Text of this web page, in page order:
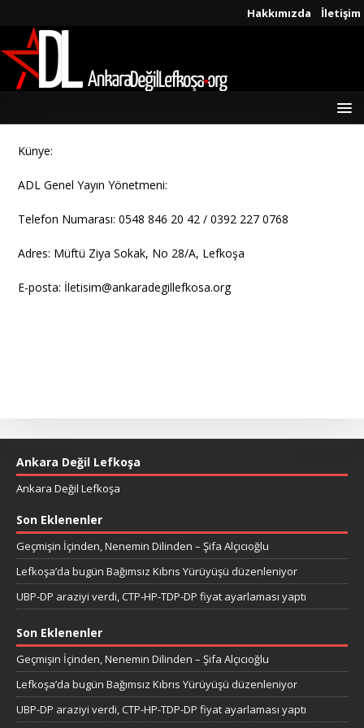
Hakkımızda İletişim
Künye:
ADL Genel Yayın Yönetmeni:
Telefon Numarası: 0548 846 20 42 / 0392 227 0768
Adres: Müftü Ziya Sokak, No 28/A, Lefkoşa
E-posta: İletisim@ankaradegillefkosa.org
Ankara Değil Lefkoşa
Ankara Değil Lefkoşa
Son Eklenenler
Geçmişin İçinden, Nenemin Dilinden – Şifa Alçıcıoğlu
Lefkoşa’da bugün Bağımsız Kıbrıs Yürüyüşü düzenleniyor
UBP-DP araziyi verdi, CTP-HP-TDP-DP fiyat ayarlaması yaptı
Son Eklenenler
Geçmişin İçinden, Nenemin Dilinden – Şifa Alçıcıoğlu
Lefkoşa’da bugün Bağımsız Kıbrıs Yürüyüşü düzenleniyor
UBP-DP araziyi verdi, CTP-HP-TDP-DP fiyat ayarlaması yaptı